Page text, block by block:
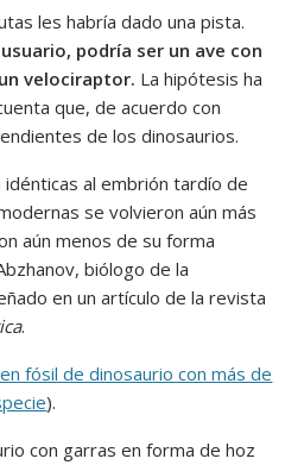
les habría dado una pista.
podría ser un ave con
velociraptor. La hipótesis ha
que, de acuerdo con
de los dinosaurios.
al embrión tardío de
se volvieron aún más
aún menos de su forma
biólogo de la
en un artículo de la revista
.
fósil de dinosaurio con más de
).
con garras en forma de hoz